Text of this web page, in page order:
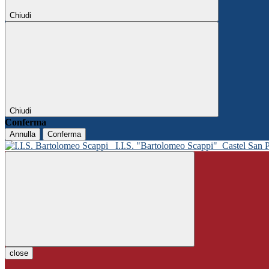
Chiudi
Chiudi
Conferma
Annulla Conferma
I.I.S. "Bartolomeo Scappi" Castel San
close